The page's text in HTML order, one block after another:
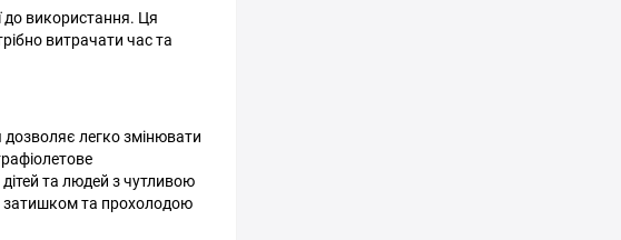
до використання. Ця
витрачати час та
дозволяє легко змінювати
та людей з чутливою
затишком та прохолодою